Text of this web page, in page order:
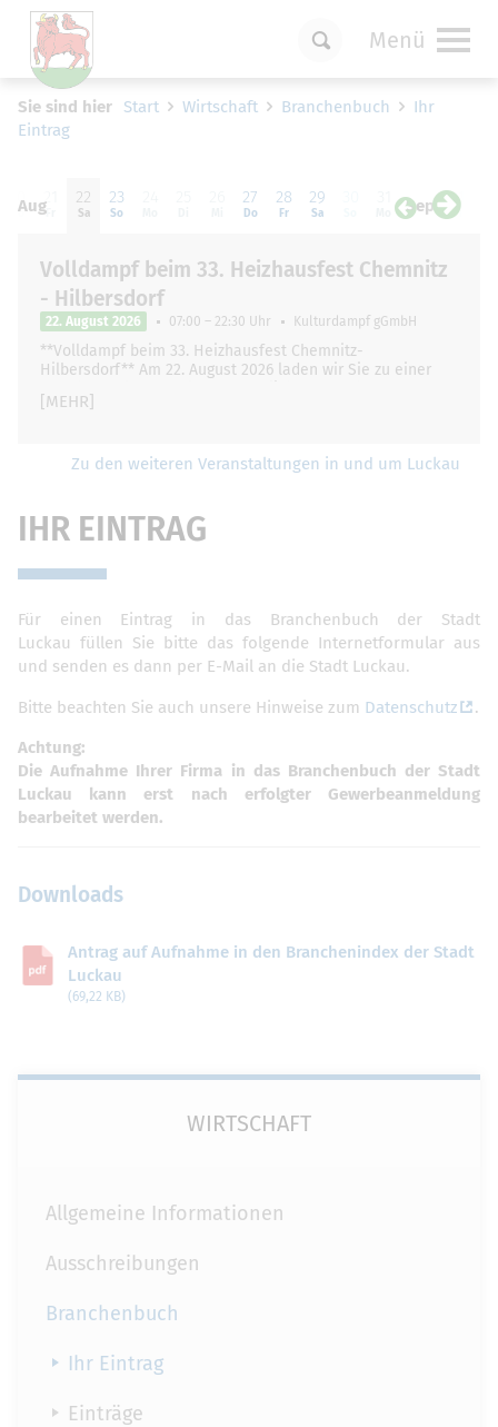
Menü
Sie sind hier Start Wirtschaft Branchenbuch
Ihr
Eintrag
20
Do
21
Fr
22
Sa
23
So
27
Do
28
Fr
29
Sa Sep 01
Di
Aug
Volldampf beim 33. Heizhausfest Chemnitz
- Hilbersdorf
22. August 2026 07:00 – 22:30 Uhr Kulturdampf gGmbH
**Volldampf beim 33. Heizhausfest Chemnitz-
Hilbersdorf** Am 22. August 2026 laden wir Sie zu einer
[MEHR]
Zu den weiteren Veranstaltungen in und um Luckau
IHR EINTRAG
Für einen Eintrag in das Branchenbuch der Stadt
Luckau füllen Sie bitte das folgende Internetformular aus
und senden es dann per E-Mail an die Stadt Luckau.
Bitte beachten Sie auch unsere Hinweise zum Datenschutz
.
Achtung:
Die Aufnahme Ihrer Firma in das Branchenbuch der Stadt
Luckau kann erst nach erfolgter Gewerbeanmeldung
bearbeitet werden.
Downloads
Antrag auf Aufnahme in den Branchenindex der Stadt
Luckau
(69,22 KB)
WIRTSCHAFT
Allgemeine Informationen
Ausschreibungen
Branchenbuch
Ihr Eintrag
Einträge
vornehmen zu können wird die Berechtigung
Cookie-Einstellungen